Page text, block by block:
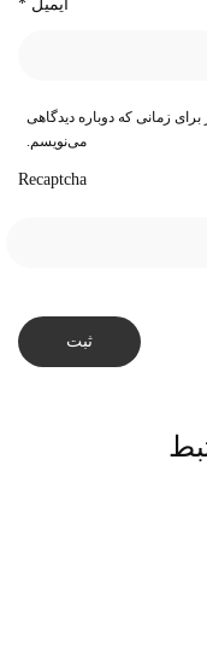
ایمیل *
زمانی که دوباره دیدگاهی
می‌نویسم.
Recaptcha